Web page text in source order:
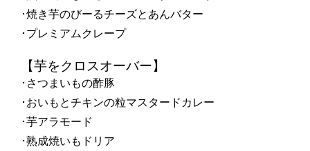
･焼き芋のびーるチーズとあんバター
･プレミアムクレープ
【芋をクロスオーバー】
･さつまいもの酢豚
･おいもとチキンの粒マスタードカレー
･芋アラモード
･熟成焼いもドリア